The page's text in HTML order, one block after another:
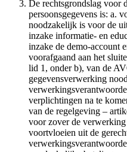
De rechtsgrondslag voor
persoonsgegevens is: a.
noodzakelijk is voor de
inzake informatie- en
inzake de demo-account
voorafgaand aan het
lid 1, onder b), van de
gegevensverwerking
verplichtingen na te
van de regelgeving –
voor zover de
voortvloeien uit de